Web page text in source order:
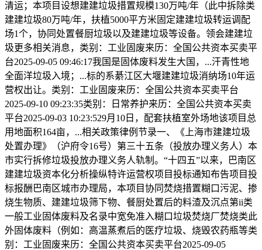
清运；本项目设想建建垃圾措置规模130万吨/年（此中拆除类
建建垃圾80万吨/年，扶植5000平方米固定建建垃圾转运调配
场1个，协同处置餐厨垃圾以及建建垃圾等设备。领会建建垃
圾更多相关消息，类别：工业固废来历：全国公共资本买卖平
台2025-09-05 09:46:17我国是固体废料发生大国，...汗青性地
全面洋垃圾入境；...标的系綦江区大堰建建垃圾消纳场10年运
营权出让。类别：工业固废来历：全国公共资本买卖平台
2025-09-10 09:23:35类别：日常养护来历：全国公共资本买卖
平台2025-09-03 10:23:529月10日，配套扶植室外场地该项目总
用地面积164亩，...相关政策律例节录一、《上海市建建垃圾
处置办理》（沪府令16号）第三十五条（投放办理义务人）本
市实行拆修垃圾投放办理义务人轨制。“十四五”以来，巴南区
建建垃圾资本化分析操纵特许运营权项目投标通知布告项目投
标报酬巴南区城市办理局，本项目协同焚烧措置糊口污泥、掺
烧生物质、建建垃圾筛下物、餐厨处置后的料渣及沉点第ii类
一般工业固体废料及名录中宽免准入糊口垃圾焚烧厂焚烧类此
外固体废料（例如：高温蒸煮后的医疗垃圾、烧毁农药瓶等类
别：工业固废来历：全国公共资本买卖平台2025-09-05